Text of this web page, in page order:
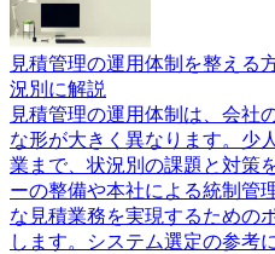
見積管理の運用体制を整える
況別に解説
見積管理の運用体制は、会社
な形が大きく異なります。少
業まで、状況別の課題と対策
ーの整備や本社による統制管
な見積業務を実現するための
します。システム選定の参考